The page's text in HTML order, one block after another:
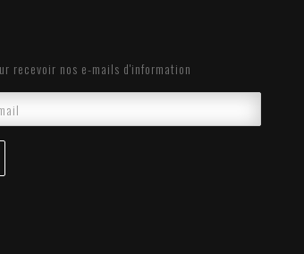
recevoir nos e-mails d'information